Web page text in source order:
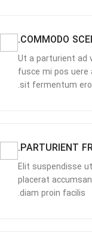
COMMODO
Ut a parturient ad
fusce mi pos
sit fermentum
PARTURIENT
Elit suspendisse
placerat
diam proin facilis.